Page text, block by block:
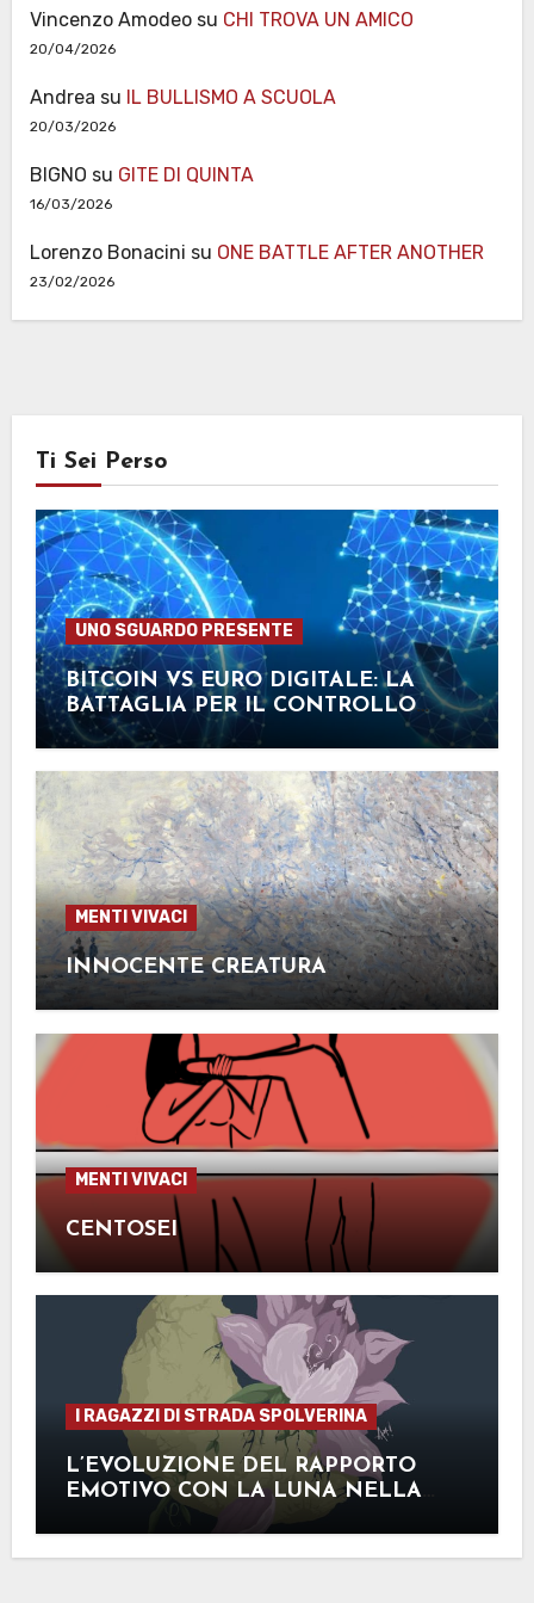
Vincenzo Amodeosu CHI TROVA UN AMICO
20/04/2026
Andrea su IL BULLISMO A SCUOLA
20/03/2026
BIGNO su GITE DI QUINTA
16/03/2026
Lorenzo Bonacini su ONE BATTLE AFTER ANOTHER
23/02/2026
Ti Sei Perso
UNO SGUARDO PRESENTE
BITCOIN VS EURO DIGITALE: LA
BATTAGLIA PER IL CONTROLLO
FINANZIARIO
MENTI VIVACI
INNOCENTE CREATURA
MENTI VIVACI
CENTOSEI
I RAGAZZI DI STRADA SPOLVERINA
L’EVOLUZIONE DEL RAPPORTO
EMOTIVO CON LA LUNA NELLA
LETTERATURA: UN BREVE EXCURSUS